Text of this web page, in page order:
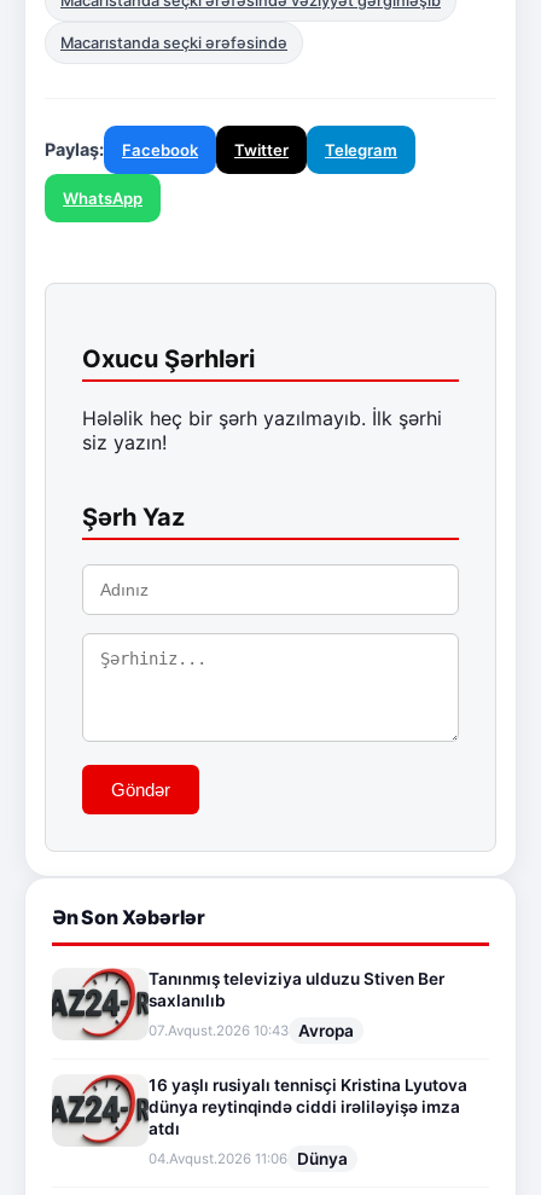
Macarıstanda seçki ərəfəsində
Paylaş: Facebook Twitter Telegram
WhatsApp
Oxucu Şərhləri
Hələlik heç bir şərh yazılmayıb. İlk şərhi
siz yazın!
Şərh Yaz
Göndər
Ən Son Xəbərlər
Tanınmış televiziya ulduzu Stiven Ber
saxlanılıb
07.Avqust.2026 10:43 Avropa
16 yaşlı rusiyalı tennisçi Kristina Lyutova
dünya reytinqində ciddi irəliləyişə imza
atdı
04.Avqust.2026 11:06 Dünya